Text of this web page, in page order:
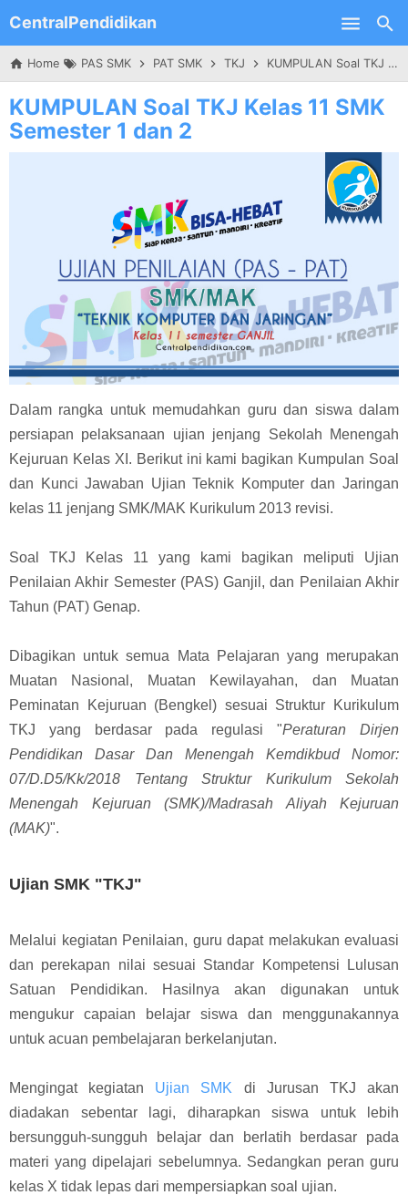
Skip to main content
CentralPendidikan
Home PAS SMK PAT SMK TKJ KUMPULAN Soal TKJ Kelas 11 SMK Semester 1 dan 2
KUMPULAN Soal TKJ Kelas 11 SMK
Semester 1 dan 2
Dalam rangka untuk memudahkan guru dan siswa dalam
persiapan pelaksanaan ujian jenjang Sekolah Menengah
Kejuruan Kelas XI. Berikut ini kami bagikan Kumpulan Soal
dan Kunci Jawaban Ujian Teknik Komputer dan Jaringan
kelas 11 jenjang SMK/MAK Kurikulum 2013 revisi.
Soal TKJ Kelas 11 yang kami bagikan meliputi Ujian
Penilaian Akhir Semester (PAS) Ganjil, dan Penilaian Akhir
Tahun (PAT) Genap.
Dibagikan untuk semua Mata Pelajaran yang merupakan
Muatan Nasional, Muatan Kewilayahan, dan Muatan
Peminatan Kejuruan (Bengkel) sesuai Struktur Kurikulum
TKJ yang berdasar pada regulasi"Peraturan Dirjen
Pendidikan Dasar Dan Menengah Kemdikbud Nomor:
07/D.D5/Kk/2018 Tentang Struktur Kurikulum Sekolah
Menengah Kejuruan (SMK)/Madrasah Aliyah Kejuruan
(MAK)".
Ujian SMK "TKJ"
Melalui kegiatan Penilaian, guru dapat melakukan evaluasi
dan perekapan nilai sesuai Standar Kompetensi Lulusan
Satuan Pendidikan. Hasilnya akan digunakan untuk
mengukur capaian belajar siswa dan menggunakannya
untuk acuan pembelajaran berkelanjutan.
Mengingat kegiatan Ujian SMK di Jurusan TKJ akan
diadakan sebentar lagi, diharapkan siswa untuk lebih
bersungguh-sungguh belajar dan berlatih berdasar pada
materi yang dipelajari sebelumnya. Sedangkan peran guru
kelas X tidak lepas dari mempersiapkan soal ujian.